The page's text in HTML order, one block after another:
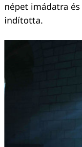
népet imádatra
indította.